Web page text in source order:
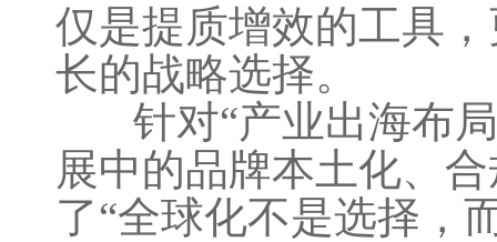
仅是提质增效的工具
长的战略选择。
针对“产业出海布局
展中的品牌本土化、
了“全球化不是选择，